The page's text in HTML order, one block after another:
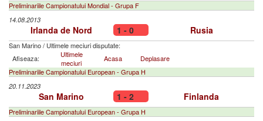
Preliminariile Campionatului Mondial - Grupa F
14.08.2013
Irlanda de Nord 1 - 0 Rusia
San Marino/ Ultimele meciuri disputate:
Afiseaza:
Ultimele
meciuri
Acasa
Deplasare
Preliminariile Campionatului European - Grupa H
20.11.2023
San Marino 1 - 2 Finlanda
Preliminariile Campionatului European - Grupa H